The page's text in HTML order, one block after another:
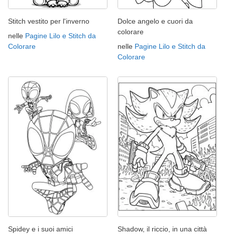
Stitch vestito per l'inverno
nelle Pagine Lilo e Stitch da
Colorare
Dolce angelo e cuori da
colorare
nelle Pagine Lilo e Stitch da
Colorare
Spidey e i suoi amici
Shadow, il riccio, in una città